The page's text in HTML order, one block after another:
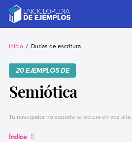
contentEjemplos
Necesitas ejemplos.
Inicio Dudas de escritura
20 EJEMPLOS DE
Semiótica
Tu navegador no soporta la lectura en voz alta.
Índice